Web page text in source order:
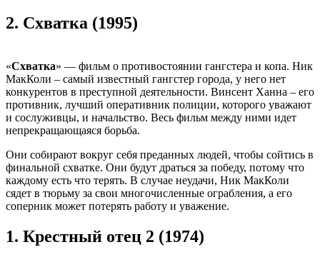
2. Схватка (1995)
«Схватка» — фильм о противостоянии гангстера и копа. Ник
МакКоли – самый известный гангстер города, у него нет
конкурентов в преступной деятельности. Винсент Ханна – его
противник, лучший оперативник полиции, которого уважают
и сослуживцы, и начальство. Весь фильм между ними идет
непрекращающаяся борьба.
Они собирают вокруг себя преданных людей, чтобы сойтись в
финальной схватке. Они будут драться за победу, потому что
каждому есть что терять. В случае неудачи, Ник МакКоли
сядет в тюрьму за свои многочисленные ограбления, а его
соперник может потерять работу и уважение.
1. Крестный отец 2 (1974)